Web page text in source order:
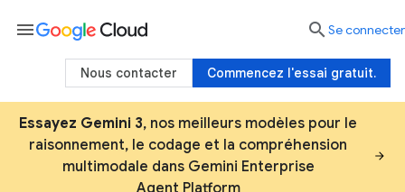
Essayez Gemini 3, nos meilleurs modèles pour le
raisonnement, le codage et la compréhension
multimodale dans Gemini Enterprise
Agent Platform
menu  Se connecter
Commencez l'essai gratuit.
Nous contacter